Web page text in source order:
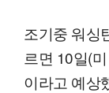
조기중 워싱
르면 10일(
이라고 예상